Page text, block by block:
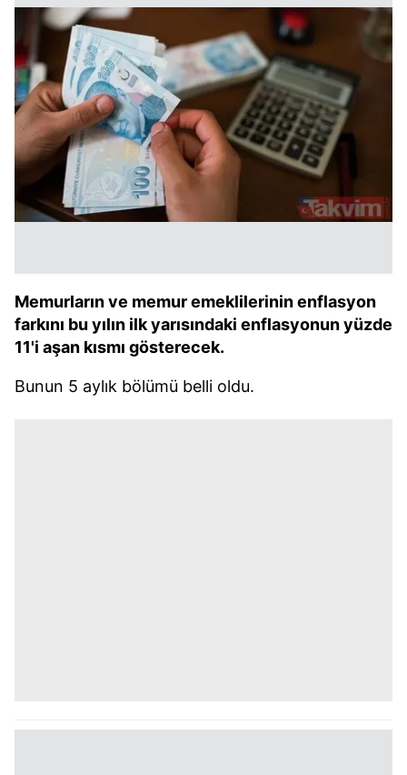
Memurların ve memur emeklilerinin enflasyon
farkını bu yılın ilk yarısındaki enflasyonun yüzde
11'i aşan kısmı gösterecek.
Bunun 5 aylık bölümü belli oldu.